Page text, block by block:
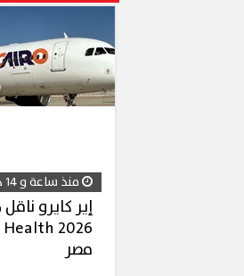
منذ ساعة و 14 دقيقة
مصر